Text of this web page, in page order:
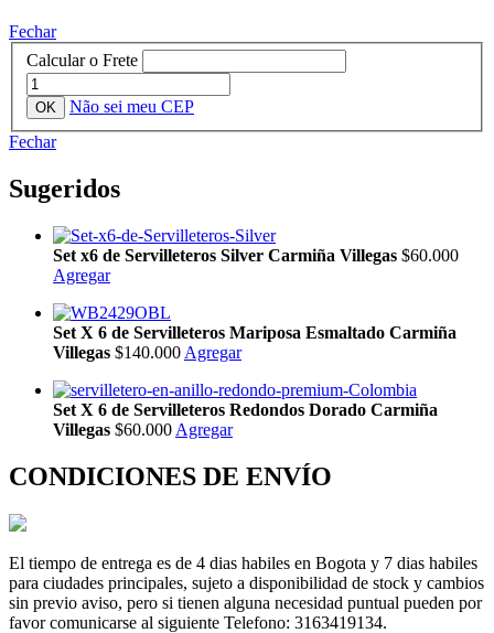
Fechar
Calcular o Frete
Não sei meu CEP
Fechar
Sugeridos
Set x6 de Servilleteros Silver Carmiña Villegas $60.000
Agregar
Set X 6 de Servilleteros Mariposa Esmaltado Carmiña
Villegas $140.000 Agregar
Set X 6 de Servilleteros Redondos Dorado Carmiña
Villegas $60.000 Agregar
CONDICIONES DE ENVÍO
El tiempo de entrega es de 4 dias habiles en Bogota y 7 dias habiles
para ciudades principales, sujeto a disponibilidad de stock y cambios
sin previo aviso, pero si tienen alguna necesidad puntual pueden por
favor comunicarse al siguiente Telefono: 3163419134.